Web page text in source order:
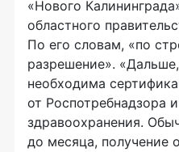
«Нового
областного
По его словам, «по
разрешение».
необходима
от Роспотребнадзора
здравоохранения.
до месяца, получение